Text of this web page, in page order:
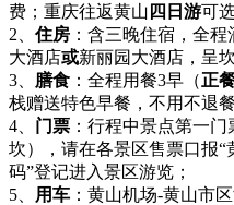
费；重庆往返黄山 四日游可
2、 住房 ：含三晚住宿，全
大酒店或新丽园大酒店，呈
3、 膳食 ：全程用餐3早（正
栈赠送特色早餐，不用不退餐
4、 门票 ：行程中景点第一
坎），请在各景区售票口报
码”登记进入景区游览；
5、
用车 ：黄山机场-黄山市